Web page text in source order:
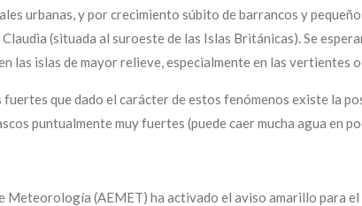
urbanas, y por crecimiento súbito de barrancos y
(situada al suroeste de las Islas Británicas). Se
las islas de mayor relieve, especialmente en las vertientes
fuertes que dado el carácter de estos fenómenos existe la
puntualmente muy fuertes (puede caer mucha agua en
Meteorología (AEMET) ha activado el aviso amarillo para